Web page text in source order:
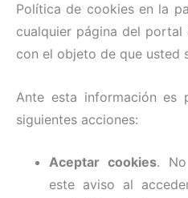
Política de cookies en la
cualquier página del
con el objeto de que usted
Ante esta información es
siguientes acciones:
Aceptar cookies.
este aviso al